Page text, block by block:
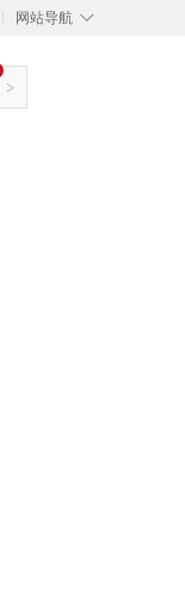
◇
网站导航
>